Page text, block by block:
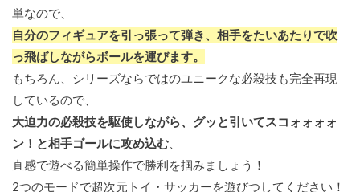
単なので、
自分のフィギュアを引っ張って弾き、相手をたいあたりで吹
っ飛ばしながらボールを運びます。
もちろん、 シリーズならではのユニークな必殺技も完全再現
しているので、
大迫力の必殺技を駆使しながら、グッと引いてスコォォォォ
ン！と相手ゴールに攻め込む
直感で遊べる簡単操作で勝利を掴みましょう！
2つのモードで超次元トイ・サッカーを遊びつしてください！